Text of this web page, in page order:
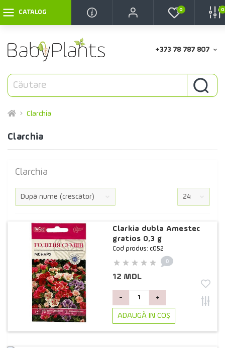
CATALOG 0 0
+373 78 787 807
Clarchia
Clarchia
Clarchia
Clarkia dubla Amestec
gratios 0,3 g
Cod produs: c052
0
12 MDL
- +
ADAUGĂ IN COŞ